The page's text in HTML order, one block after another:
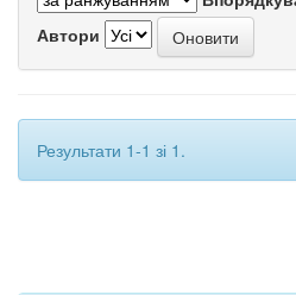
Автори
Результати 1-1 зі 1.